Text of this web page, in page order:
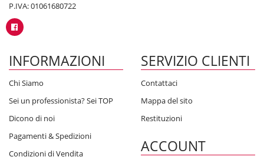
P.IVA: 01061680722
INFORMAZIONI
Chi Siamo
Sei un professionista? Sei TOP
Dicono di noi
Pagamenti & Spedizioni
Condizioni di Vendita
SERVIZIO CLIENTI
Contattaci
Mappa del sito
Restituzioni
ACCOUNT